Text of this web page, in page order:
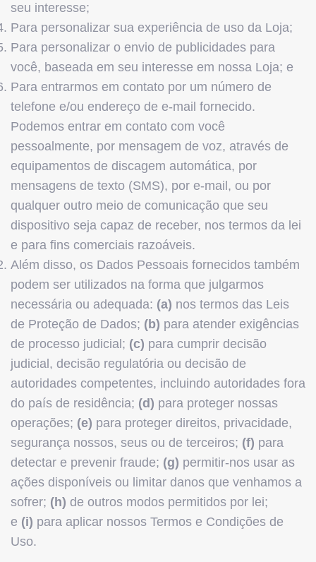
seu interesse;
Para personalizar sua experiência de uso da Loja;
Para personalizar o envio de publicidades para
você, baseada em seu interesse em nossa Loja; e
Para entrarmos em contato por um número de
telefone e/ou endereço de e-mail fornecido.
Podemos entrar em contato com você
pessoalmente, por mensagem de voz, através de
equipamentos de discagem automática, por
mensagens de texto (SMS), por e-mail, ou por
qualquer outro meio de comunicação que seu
dispositivo seja capaz de receber, nos termos da lei
e para fins comerciais razoáveis.
Além disso, os Dados Pessoais fornecidos também
podem ser utilizados na forma que julgarmos
necessária ou adequada: (a) nos termos das Leis
de Proteção de Dados; (b) para atender exigências
de processo judicial; (c) para cumprir decisão
judicial, decisão regulatória ou decisão de
autoridades competentes, incluindo autoridades fora
do país de residência; (d) para proteger nossas
operações; (e) para proteger direitos, privacidade,
segurança nossos, seus ou de terceiros; (f) para
detectar e prevenir fraude; (g) permitir-nos usar as
ações disponíveis ou limitar danos que venhamos a
sofrer; (h) de outros modos permitidos por lei;
e (i) para aplicar nossos Termos e Condições de
Uso.